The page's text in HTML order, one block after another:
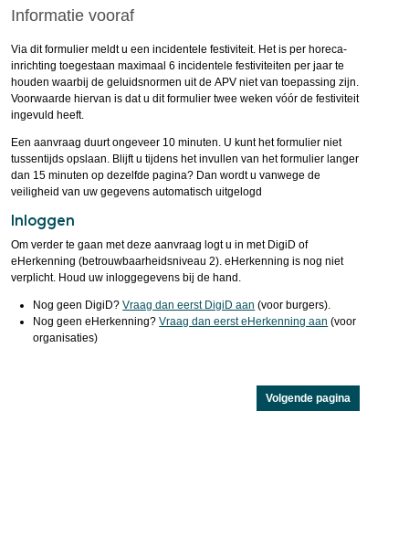
Informatie vooraf
Via dit formulier meldt u een incidentele festiviteit. Het is per horeca-
inrichting toegestaan maximaal 6 incidentele festiviteiten per jaar te
houden waarbij de geluidsnormen uit de APV niet van toepassing zijn.
Voorwaarde hiervan is dat u dit formulier twee weken vóór de festiviteit
ingevuld heeft.
Een aanvraag duurt ongeveer 10 minuten. U kunt het formulier niet
tussentijds opslaan. Blijft u tijdens het invullen van het formulier langer
dan 15 minuten op dezelfde pagina? Dan wordt u vanwege de
veiligheid van uw gegevens automatisch uitgelogd
Inloggen
Om verder te gaan met deze aanvraag logt u in met DigiD of
eHerkenning (betrouwbaarheidsniveau 2). eHerkenning is nog niet
verplicht. Houd uw inloggegevens bij de hand.
Nog geen DigiD?Vraag dan eerst DigiD aan (voor burgers).
Nog geen eHerkenning?Vraag dan eerst eHerkenning aan (voor
organisaties)